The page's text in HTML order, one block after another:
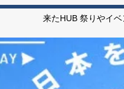
来たHUB 祭りやイ